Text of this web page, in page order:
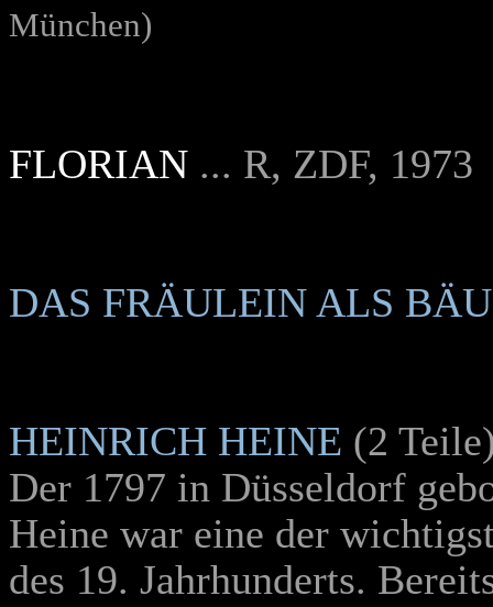
München)
FLORIAN ... R, ZDF, 1973
DAS FRÄULEIN ALS
HEINRICH HEINE (2
Der 1797 in Düsseldorf
Heine war eine der
des 19. Jahrhunderts.